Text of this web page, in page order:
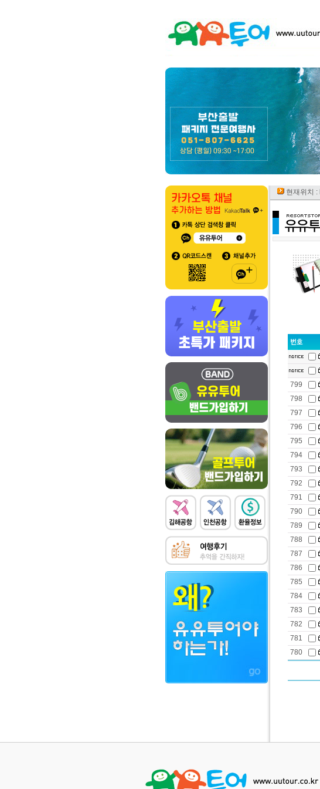
현재위치 :
799
798
797
796
795
794
793
792
791
790
789
788
787
786
785
784
783
782
781
780